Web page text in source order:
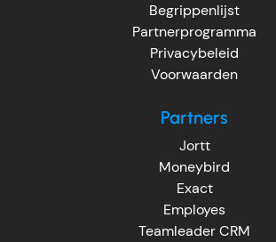
Begrippenlijst
Partnerprogramma
Privacybeleid
Voorwaarden
Partners
Jortt
Moneybird
Exact
Employes
Teamleader CRM